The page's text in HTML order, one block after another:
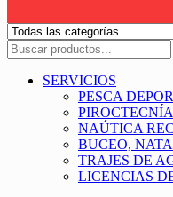
SERVICIOS
PESCA
NAÚTICA
BUCEO,
TRAJES DE
LICENCIAS